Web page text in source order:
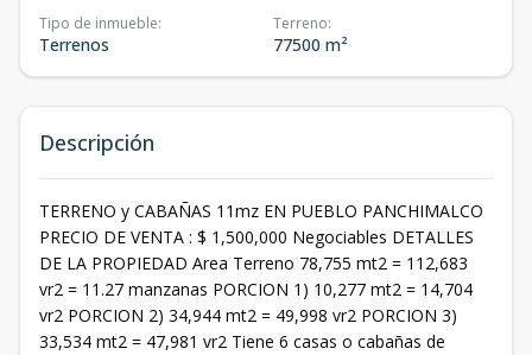
Tipo de inmueble:
Terrenos
Terreno:
77500 m²
Descripción
TERRENO y CABAÑAS 11mz EN PUEBLO PANCHIMALCO
PRECIO DE VENTA : $ 1,500,000 Negociables DETALLES
DE LA PROPIEDAD Area Terreno 78,755 mt2 = 112,683
vr2 = 11.27 manzanas PORCION 1) 10,277 mt2 = 14,704
vr2 PORCION 2) 34,944 mt2 = 49,998 vr2 PORCION 3)
33,534 mt2 = 47,981 vr2 Tiene 6 casas o cabañas de